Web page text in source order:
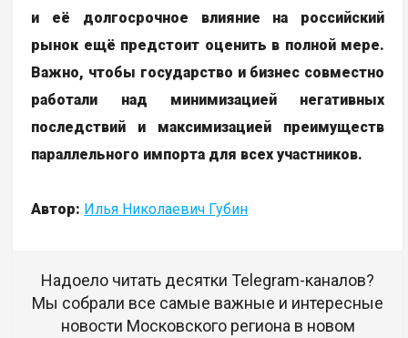
и её долгосрочное влияние на российский
рынок ещё предстоит оценить в полной мере.
Важно, чтобы государство и бизнес совместно
работали над минимизацией негативных
последствий и максимизацией преимуществ
параллельного импорта для всех участников.
Автор: Илья Николаевич Губин
Надоело читать десятки Telegram-каналов?
Мы собрали все самые важные и интересные
новости Московского региона в новом